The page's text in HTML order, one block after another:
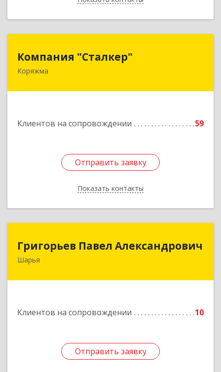
Компания "Сталкер"
Коряжма
Клиентов на сопровождении 59
Отправить заявку
Показать контакты
Отправить заявку
Назад
Григорьев Павел Александрович
Шарья
Клиентов на сопровождении 10
Отправить заявку
157505, Костромская область, город Шарья,
Отправить заявку